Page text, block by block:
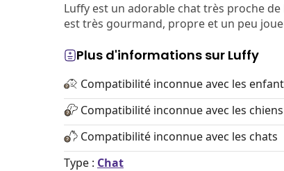
Luffy est un adorable chat très proche
est très gourmand, propre et un peu
Plus d'informations sur Luffy
Compatibilité inconnue avec les
Compatibilité inconnue avec les chiens
Compatibilité inconnue avec les chats
Type : Chat